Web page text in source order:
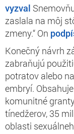
vyzval
zaslala na môj
zmeny.“ On
Konečný návrh
zabraňujú
potratov alebo
embryí.
komunitné
tínedžerov, 35
oblasti